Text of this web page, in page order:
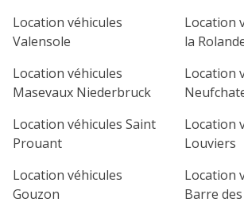
7 9
16
21 22 23
Location véhicules
Valensole
Location
la
Location véhicules
Masevaux Niederbruck
Location
Location véhicules Saint
Prouant
Location
Louviers
Location véhicules
Gouzon
Location
Barre